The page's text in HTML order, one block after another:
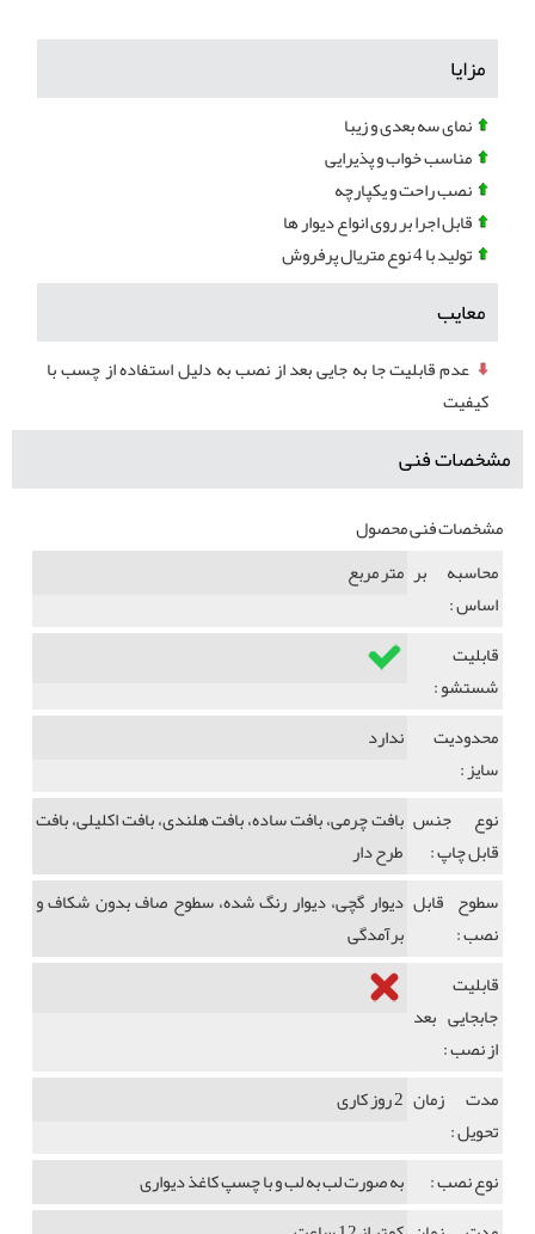
مزایا
نمای سه بعدی و زیبا
مناسب خواب و پذیرایی
نصب راحت و یکپارچه
قابل اجرا بر روی انواع دیوار ها
تولید با 4 نوع متریال پرفروش
معایب
عدم قابلیت جا به جایی بعد از نصب به دلیل استفاده از چسب با
کیفیت
مشخصات فنی
مشخصات فنی محصول
محاسبه بر
اساس :
متر مربع
قابلیت
شستشو :
محدودیت
سایز :
ندارد
نوع جنس
قابل چاپ :
بافت چرمی، بافت ساده، بافت هلندی، بافت اکلیلی، بافت
طرح دار
سطوح قابل
نصب :
دیوار گچی، دیوار رنگ شده، سطوح صاف بدون شکاف و
برآمدگی
قابلیت
جابجایی بعد
از نصب :
مدت زمان
تحویل :
2 روز کاری
نوع نصب :
به صورت لب به لب و با چسپ کاغذ دیواری